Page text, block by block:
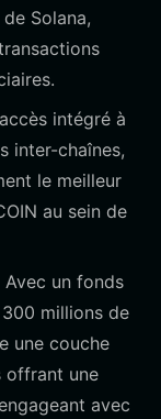
Solana,
intégré à
inter-chaînes,
le meilleur
au sein de
Avec un fonds
millions de
une couche
offrant une
avec